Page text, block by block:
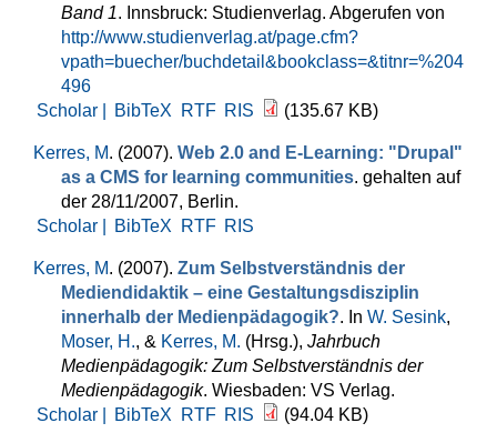
Band 1. Innsbruck: Studienverlag. Abgerufen von
http://www.studienverlag.at/page.cfm?
vpath=buecher/buchdetail&bookclass=&titnr=%204
496
Scholar |
BibTeX RTF RIS (135.67 KB)
Kerres, M. (2007). Web 2.0 and E-Learning: "Drupal"
as a CMS for learning communities. gehalten auf
der 28/11/2007, Berlin.
Scholar |
BibTeX RTF RIS
Kerres, M. (2007). Zum Selbstverständnis der
Mediendidaktik – eine Gestaltungsdisziplin
innerhalb der Medienpädagogik?. In W. Sesink,
Moser, H., & Kerres, M. (Hrsg.), Jahrbuch
Medienpädagogik: Zum Selbstverständnis der
Medienpädagogik. Wiesbaden: VS Verlag.
Scholar |
BibTeX RTF RIS (94.04 KB)